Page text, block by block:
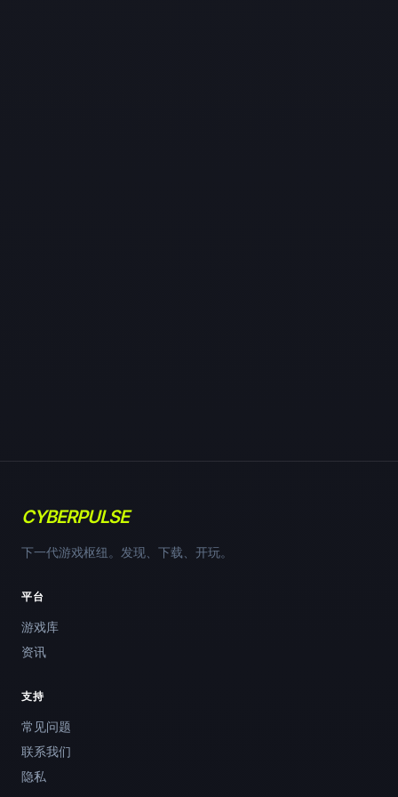
CYBERPULSE
下一代游戏枢纽。发现、下载、开玩。
平台
游戏库
资讯
支持
常见问题
联系我们
隐私